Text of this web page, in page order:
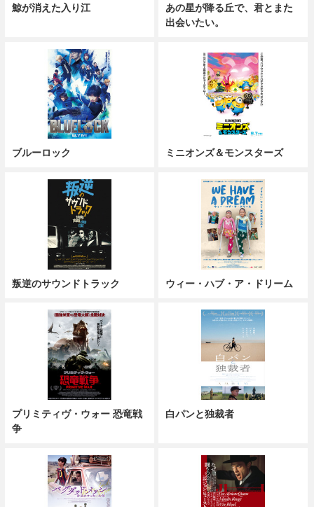
鯨が消えた入り江
あの星が降る丘で、君とまた
出会いたい。
ブルーロック ミニオンズ＆モンスターズ
叛逆のサウンドトラック ウィー・ハブ・ア・ドリーム
プリミティヴ・ウォー 恐竜戦
争
白パンと独裁者